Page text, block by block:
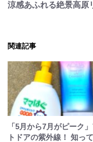
涼感あふれる絶景高原
関連記事
「5月から7月がピーク
トドアの紫外線！ 知っ